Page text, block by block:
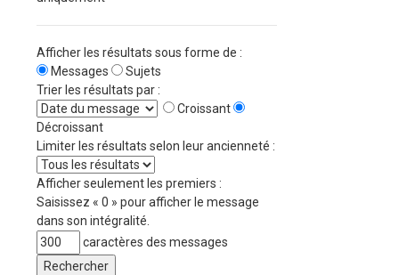
Afficher les résultats sous forme de :
Messages
Sujets
Trier les résultats par :
Croissant
Décroissant
Limiter les résultats selon leur ancienneté :
Afficher seulement les premiers :
Saisissez « 0 » pour afficher le message
dans son intégralité.
caractères des messages